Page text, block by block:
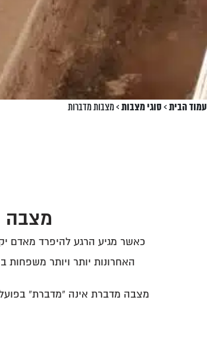
עמוד הבית > סוגי מצבות >מצבות מדברות
מצבה
כאשר מגיע הרגע להיפרד מאדם
האחרונות יותר ויותר
מצבה מדברת אינה “מדברת”